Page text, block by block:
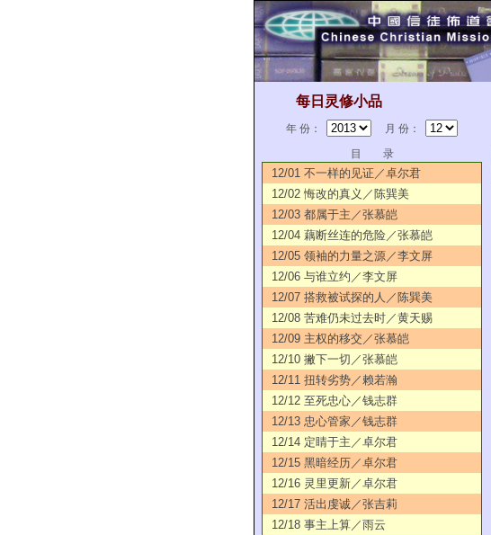
每日灵修小品
年 份：
月 份：
目 录
12/01 不一样的见证／卓尔君
12/02 悔改的真义／陈巽美
12/03 都属于主／张慕皑
12/04 藕断丝连的危险／张慕皑
12/05 领袖的力量之源／李文屏
12/06 与谁立约／李文屏
12/07 搭救被试探的人／陈巽美
12/08 苦难仍未过去时／黄天赐
12/09 主权的移交／张慕皑
12/10 撇下一切／张慕皑
12/11 扭转劣势／赖若瀚
12/12 至死忠心／钱志群
12/13 忠心管家／钱志群
12/14 定睛于主／卓尔君
12/15 黑暗经历／卓尔君
12/16 灵里更新／卓尔君
12/17 活出虔诚／张吉莉
12/18 事主上算／雨云